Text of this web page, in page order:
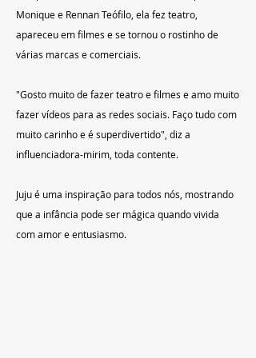
Monique e Rennan Teófilo, ela fez teatro,
apareceu em filmes e se tornou o rostinho de
várias marcas e comerciais.
"Gosto muito de fazer teatro e filmes e amo muito
fazer vídeos para as redes sociais. Faço tudo com
muito carinho e é superdivertido", diz a
influenciadora-mirim, toda contente.
Juju é uma inspiração para todos nós, mostrando
que a infância pode ser mágica quando vivida
com amor e entusiasmo.